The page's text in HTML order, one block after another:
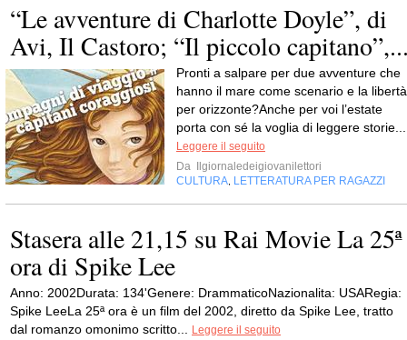
“Le avventure di Charlotte Doyle”, di
Avi, Il Castoro; “Il piccolo
Pronti a salpare per due avventure che
hanno il mare come scenario e la libertà
per orizzonte?Anche per voi l’estate
porta con sé la voglia di leggere storie...
Leggere il seguito
Da
Ilgiornaledeigiovanilettori
CULTURA, LETTERATURA PER RAGAZZI
Stasera alle 21,15 su Rai Movie La 25ª
ora di Spike Lee
Anno: 2002Durata: 134'Genere: DrammaticoNazionalita: USARegia:
Spike LeeLa 25ª ora è un film del 2002, diretto da Spike Lee, tratto
dal romanzo omonimo scritto... Leggere il seguito